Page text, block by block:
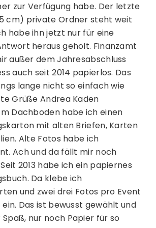
zur Verfügung habe. Der letzte
cm) private Ordner steht weit
habe ihn jetzt nur für eine
heraus geholt. Finanzamt
außer dem Jahresabschluss
auch seit 2014 papierlos. Das
lange nicht so einfach wie
Grüße Andrea Kaden
Dachboden habe ich einen
mit alten Briefen, Karten
Alte Fotos habe ich
Ach und da fällt mir noch
2013 habe ich ein papiernes
Da klebe ich
und zwei drei Fotos pro Event
ein. Das ist bewusst gewählt und
nur noch Papier für so